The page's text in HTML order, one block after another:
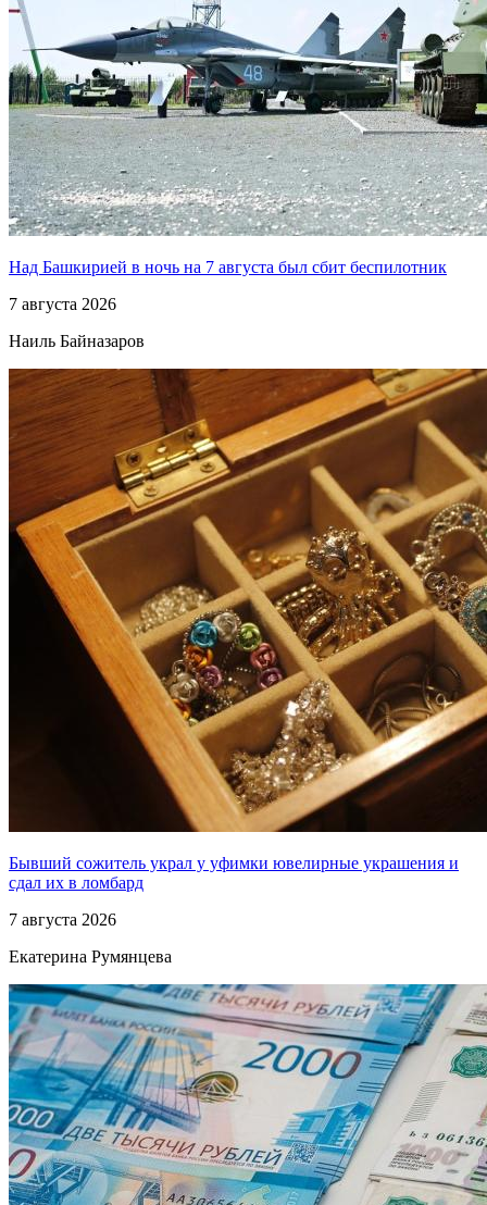
Над Башкирией в ночь на 7 августа был сбит беспилотник
7 августа 2026
Наиль Байназаров
Бывший сожитель украл у уфимки ювелирные украшения и
сдал их в ломбард
7 августа 2026
Екатерина Румянцева